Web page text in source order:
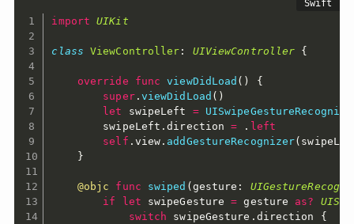
import UIKit
class ViewController : UIViewController {
override func viewDidLoad ( )
{
super. viewDidLoad ( )
let
swipeLeft =
        swipeLeft
.direction = . left
self . view . addGestureRecognizer(
}
@objc func swiped ( gesture :
if
let swipeGesture = gesture as?
switch swipeGesture . direction {